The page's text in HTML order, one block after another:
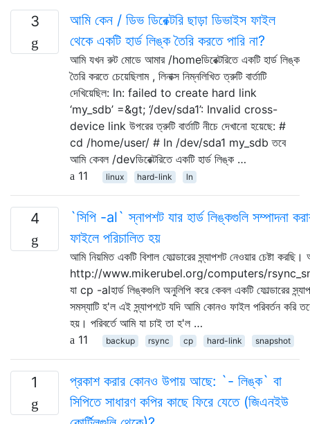
3
আমি কেন / ডিভ ডিরেক্টরি ছাড়া ডিভাইস ফাইল
থেকে একটি হার্ড লিঙ্ক তৈরি করতে পারি না?
আমি যখন রুট মোডে আমার /homeডিরেক্টরিতে একটি হার্ড লিঙ্ক
তৈরি করতে চেয়েছিলাম , লিনাক্স নিম্নলিখিত ত্রুটি বার্তাটি
দেখিয়েছিল: ln: failed to create hard link
‘my_sdb’ =&gt; ‘/dev/sda1’: Invalid cross-
device link উপরের ত্রুটি বার্তাটি নীচে দেখানো হয়েছে: #
cd /home/user/ # ln /dev/sda1 my_sdb তবে
আমি কেবল /devডিরেক্টরিতে একটি হার্ড লিঙ্ক …
11
linux hard-link ln
4
`সিপি -al` স্নাপশট যার হার্ড লিঙ্কগুলি সম্পাদনা
ফাইলে পরিচালিত হয়
আমি নিয়মিত একটি বিশাল ফোল্ডারের স্ন্যাপশট নেওয়ার চেষ্টা
http://www.mikerubel.org/computers/
যা cp -alহার্ড লিঙ্কগুলি অনুলিপি করে কেবল একটি ফোল্ডারের
সমস্যাটি হ'ল এই স্ন্যাপশটে যদি আমি কোনও ফাইল পরিবর্তন করি
হয়। পরিবর্তে আমি যা চাই তা হ'ল …
11
backup rsync cp hard-link snapshot
1
প্রকাশ করার কোনও উপায় আছে: `- লিঙ্ক` বা
সিপিতে সাধারণ কপির কাছে ফিরে যেতে (জিএনইউ